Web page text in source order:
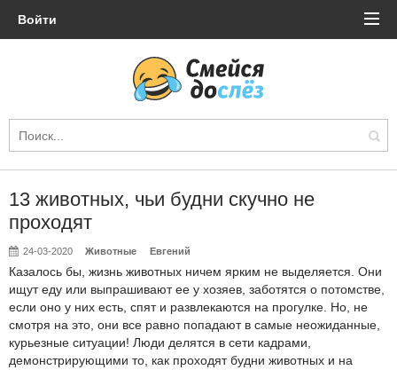
Войти
13 животных, чьи будни скучно не
проходят
24-03-2020 Животные Евгений
Казалось бы, жизнь животных ничем ярким не выделяется. Они
ищут еду или выпрашивают ее у хозяев, заботятся о потомстве,
если оно у них есть, спят и развлекаются на прогулке. Но, не
смотря на это, они все равно попадают в самые неожиданные,
курьезные ситуации! Люди делятся в сети кадрами,
демонстрирующими то, как проходят будни животных и на